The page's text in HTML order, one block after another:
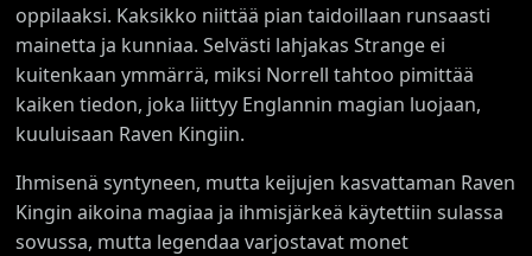
oppilaaksi. Kaksikko niittää pian taidoillaan runsaasti
mainetta ja kunniaa. Selvästi lahjakas Strange ei
kuitenkaan ymmärrä, miksi Norrell tahtoo pimittää
kaiken tiedon, joka liittyy Englannin magian luojaan,
kuuluisaan Raven Kingiin.
Ihmisenä syntyneen, mutta keijujen kasvattaman Raven
Kingin aikoina magiaa ja ihmisjärkeä käytettiin sulassa
sovussa, mutta legendaa varjostavat monet